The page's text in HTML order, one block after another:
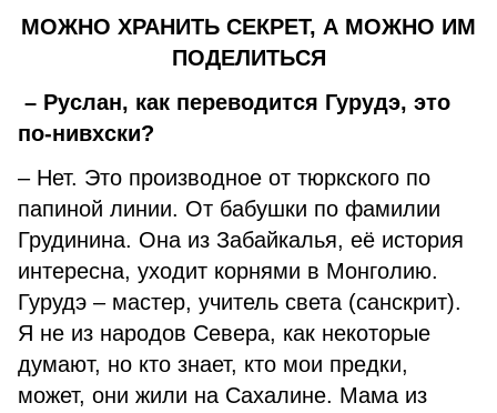
МОЖНО ХРАНИТЬ СЕКРЕТ, А МОЖНО ИМ
ПОДЕЛИТЬСЯ
– Руслан, как переводится Гурудэ, это
по-нивхски?
– Нет. Это производное от тюркского по
папиной линии. От бабушки по фамилии
Грудинина. Она из Забайкалья, её история
интересна, уходит корнями в Монголию.
Гурудэ – мастер, учитель света (санскрит).
Я не из народов Севера, как некоторые
думают, но кто знает, кто мои предки,
может, они жили на Сахалине. Мама из